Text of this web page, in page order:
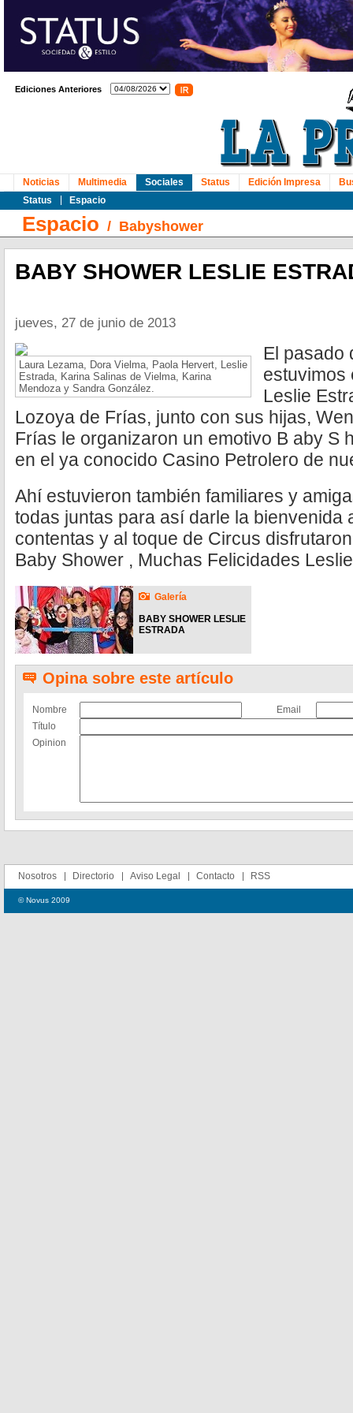
Ediciones Anteriores
Noticias Multimedia
Sociales
Status
Espacio
Status Edición Impresa
Espacio / Babyshower
BABY SHOWER LESLIE
jueves, 27 de junio de 2013
Laura Lezama, Dora Vielma, Paola Hervert, Leslie
Estrada, Karina Salinas de Vielma, Karina
Mendoza y Sandra González.
El pasado
estuvimos
Leslie
Lozoya de Frías, junto con sus hijas,
Frías le organizaron un emotivo B aby S
en el ya conocido Casino Petrolero de
Ahí estuvieron también familiares y
todas juntas para así darle la bienvenida
contentas y al toque de Circus
Baby Shower , Muchas Felicidades
Galería
BABY SHOWER LESLIE
ESTRADA
Opina sobre este artículo
Nombre
Email
Título
Opinion
Nosotros Directorio Aviso Legal Contacto RSS
© Novus 2009